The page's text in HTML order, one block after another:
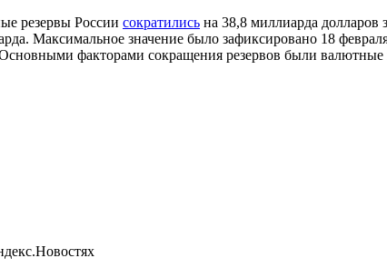
резервы России сократились на 38,8 миллиарда долларов
Максимальное значение было зафиксировано 18
факторами сокращения резервов были